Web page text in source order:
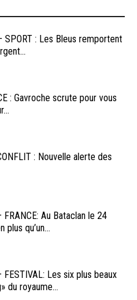
SPORT : Les Bleus remportent
: Gavroche scrute pour vous
: Nouvelle alerte des
Au Bataclan le 24
plus qu’un...
Les six plus beaux
du royaume...